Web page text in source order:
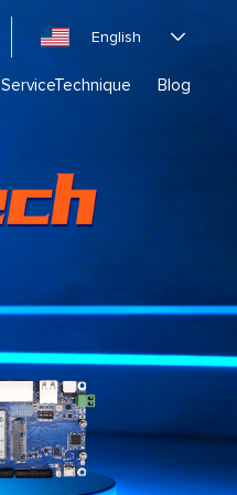
English 
ServiceTechnique Blog